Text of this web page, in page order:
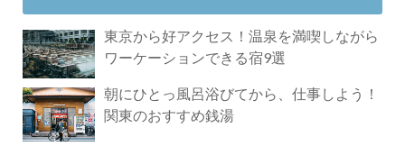
東京から好アクセス！温泉を満喫しながら
ワーケーションできる宿9選
朝にひとっ風呂浴びてから、仕事しよう！
関東のおすすめ銭湯